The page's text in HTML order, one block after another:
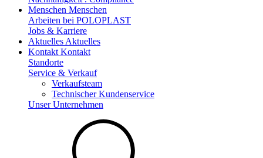
Menschen Menschen
Arbeiten bei POLOPLAST
Jobs & Karriere
Aktuelles Aktuelles
Kontakt Kontakt
Standorte
Service & Verkauf
Verkaufsteam
Technischer Kundenservice
Unser Unternehmen